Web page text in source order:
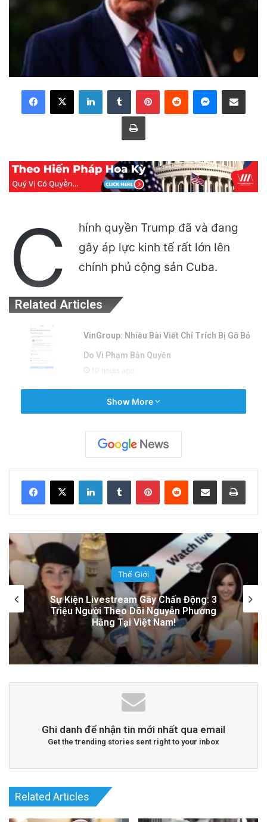
LinkedInTumblr PinterestReddit Messenger
Share via Email
Print
C
hính quyền Trump đã và đang
gây áp lực kinh tế rất lớn lên
chính phủ cộng sản Cuba.
Related Articles
VinGroup: Nhiều Bài Viết Chỉ Trích Bị Gỡ Bỏ
Do Vi Phạm Bản Quyền
10 hours ago
Điện Ảnh Bùng Nổ Cảm Xúc: Tại Sao
Cách Mạnh Mẽ?
23 hours ago
Đọc thêmRead More
Show More
LinkedInTumblr PinterestReddit Share via Email Print
Bình Luận
Sự Nóng Bỏng Của Chính Quyền Trong
Việc Giải Quyết Vụ Sư Minh Tuệ: Nguyên
Nhân Và Hệ Lụy
Ghi danh để nhận tin mới nhất qua email
Get the trending stories sent right to your inbox
Related Articles